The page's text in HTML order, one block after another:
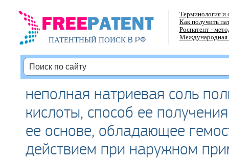
ПАТЕНТНЫЙ ПОИСКВ РФ
Терминология и
Как получить
Роспатент -
Международная
неполная натриевая соль
кислоты, способ ее
ее основе, обладающее
действием при наружном